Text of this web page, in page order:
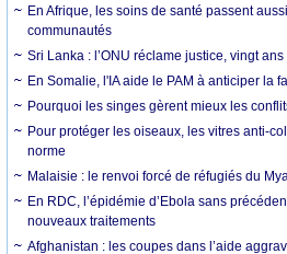
En Afrique, les soins de santé passent
communautés
Sri Lanka : l’ONU réclame justice, vingt
En Somalie, l'IA aide le PAM à anticiper la
Pourquoi les singes gèrent mieux les
Pour protéger les oiseaux, les vitres anti-
norme
Malaisie : le renvoi forcé de réfugiés du
En RDC, l’épidémie d’Ebola sans
nouveaux traitements
Afghanistan : les coupes dans l’aide